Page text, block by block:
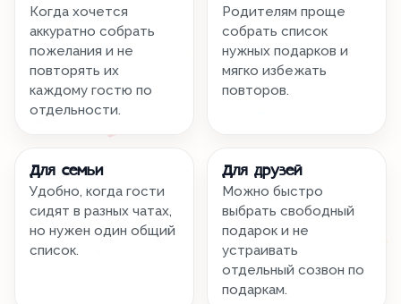
Когда хочется
аккуратно собрать
пожелания и не
повторять их
каждому гостю по
отдельности.
Родителям проще
собрать список
нужных подарков и
мягко избежать
повторов.
Для семьи
Удобно, когда гости
сидят в разных чатах,
но нужен один общий
список.
Для друзей
Можно быстро
выбрать свободный
подарок и не
устраивать
отдельный созвон по
подаркам.